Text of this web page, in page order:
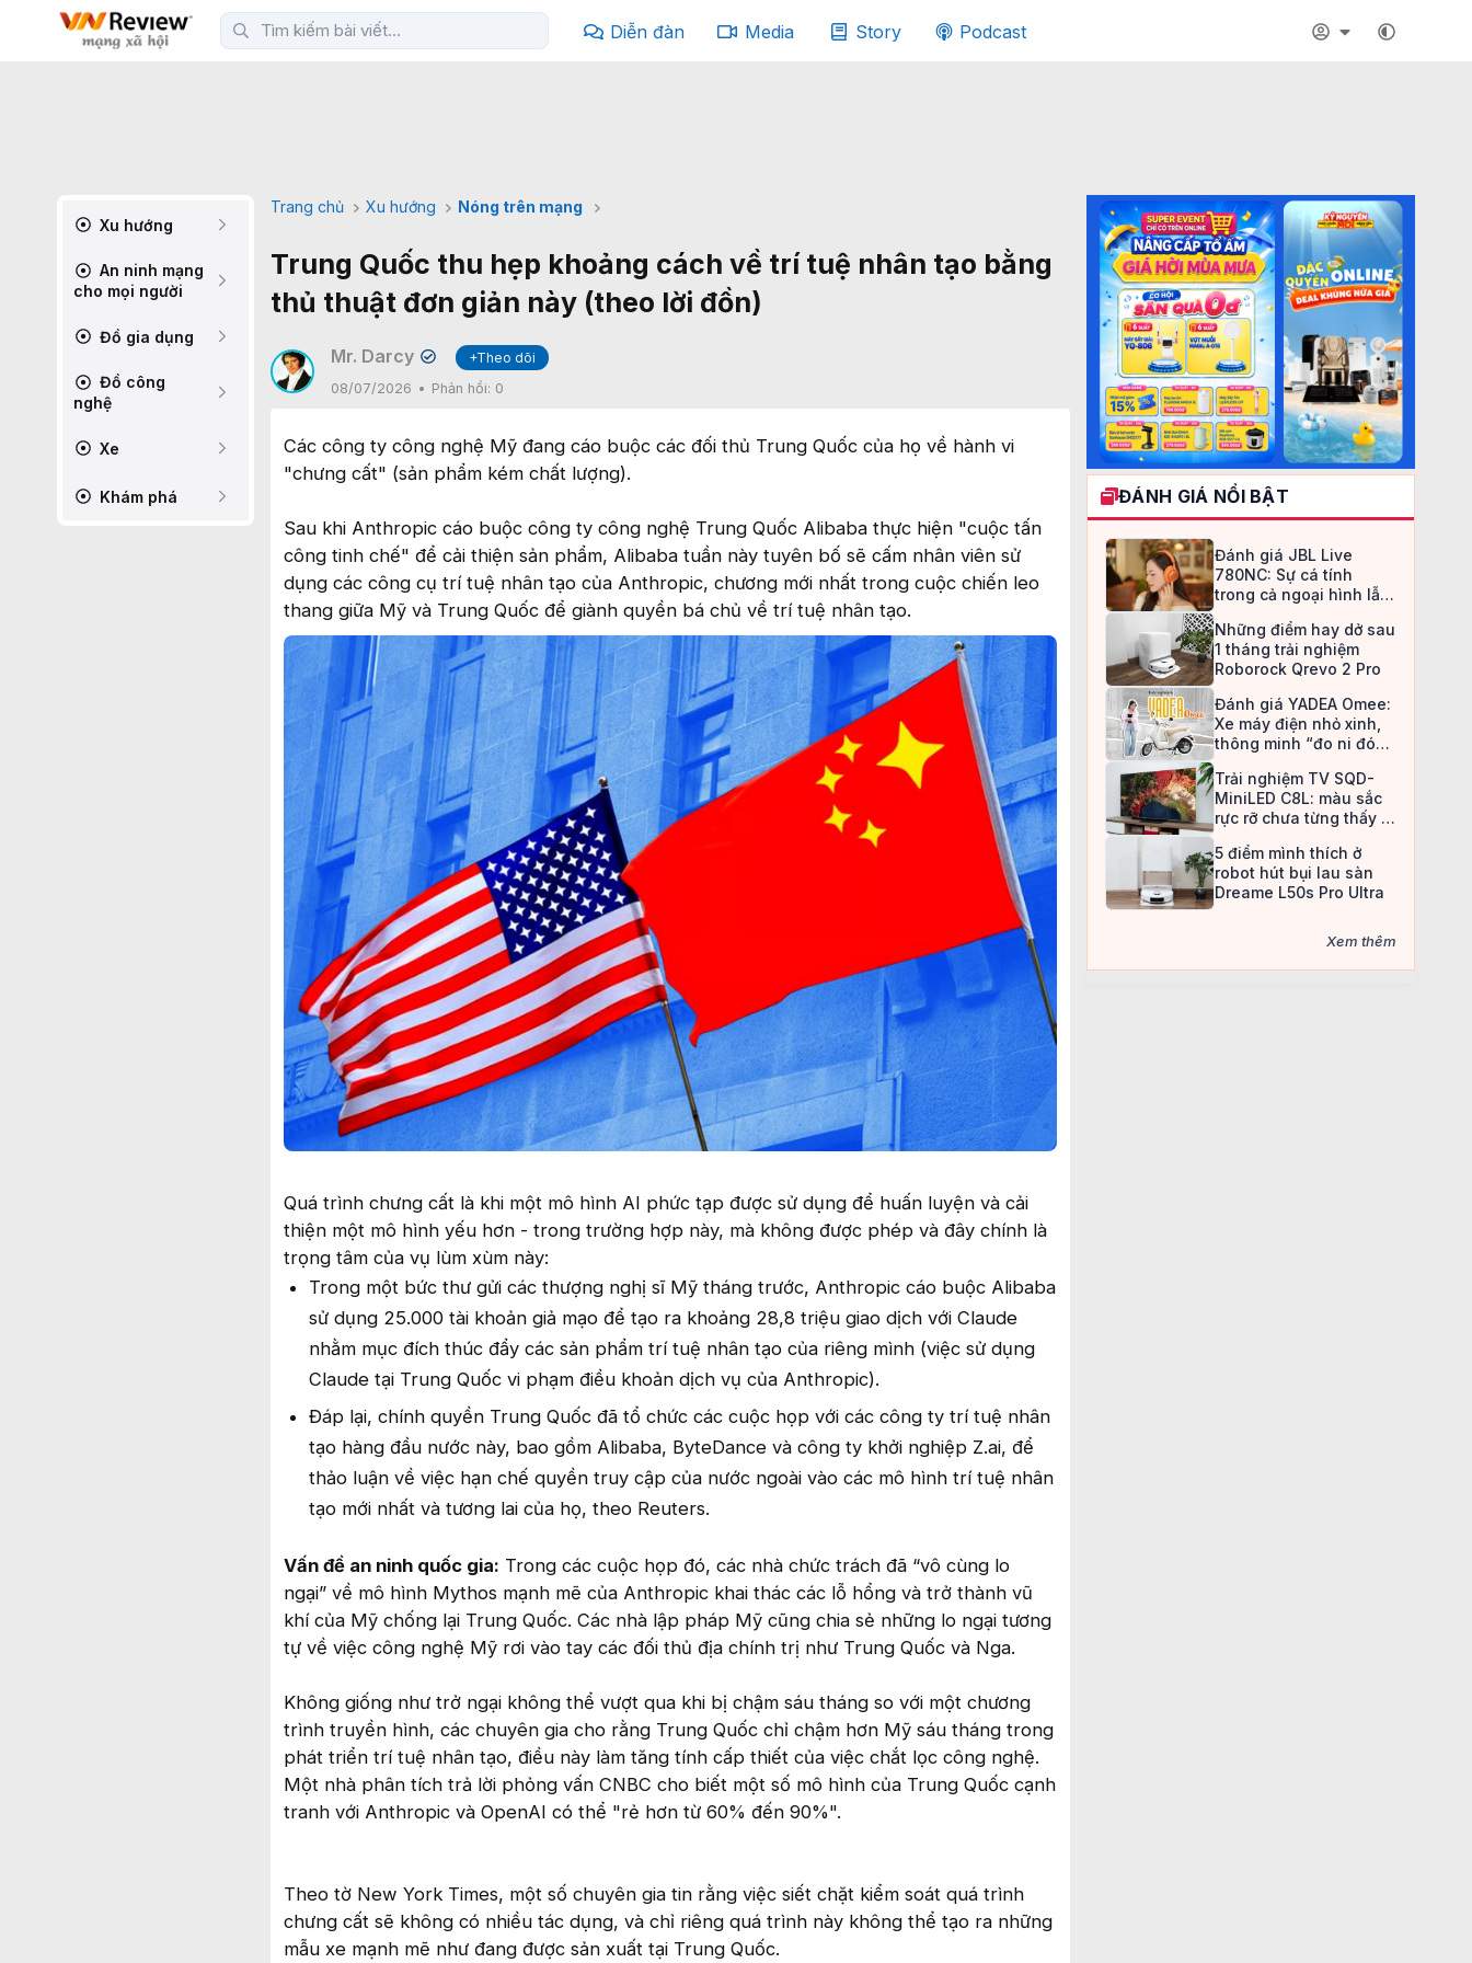
Diễn đàn Media Story Podcast
Xu hướng
An ninh mạng
cho mọi người
Đồ gia dụng
Đồ công
nghệ
Xe
Khám phá
Trang chủ Xu hướng Nóng trên mạng
Trung Quốc thu hẹp khoảng cách về trí tuệ nhân tạo bằng
thủ thuật đơn giản này (theo lời đồn)
Mr. Darcy ✔
+Theo dõi
08/07/2026
Phản hồi: 0
Các công ty công nghệ Mỹ đang cáo buộc các đối thủ Trung Quốc của họ về hành vi
"chưng cất" (sản phẩm kém chất lượng).
Sau khi Anthropic cáo buộc công ty công nghệ Trung Quốc Alibaba thực hiện "cuộc tấn
công tinh chế" để cải thiện sản phẩm, Alibaba tuần này tuyên bố sẽ cấm nhân viên sử
dụng các công cụ trí tuệ nhân tạo của Anthropic, chương mới nhất trong cuộc chiến leo
thang giữa Mỹ và Trung Quốc để giành quyền bá chủ về trí tuệ nhân tạo.
Quá trình chưng cất là khi một mô hình AI phức tạp được sử dụng để huấn luyện và cải
thiện một mô hình yếu hơn - trong trường hợp này, mà không được phép và đây chính là
trọng tâm của vụ lùm xùm này:
Trong một bức thư gửi các thượng nghị sĩ Mỹ tháng trước, Anthropic cáo buộc Alibaba
sử dụng 25.000 tài khoản giả mạo để tạo ra khoảng 28,8 triệu giao dịch với Claude
nhằm mục đích thúc đẩy các sản phẩm trí tuệ nhân tạo của riêng mình (việc sử dụng
Claude tại Trung Quốc vi phạm điều khoản dịch vụ của Anthropic).
Đáp lại, chính quyền Trung Quốc đã tổ chức các cuộc họp với các công ty trí tuệ nhân
tạo hàng đầu nước này, bao gồm Alibaba, ByteDance và công ty khởi nghiệp Z.ai, để
thảo luận về việc hạn chế quyền truy cập của nước ngoài vào các mô hình trí tuệ nhân
tạo mới nhất và tương lai của họ, theo Reuters.
Vấn đề an ninh quốc gia: Trong các cuộc họp đó, các nhà chức trách đã “vô cùng lo
ngại” về mô hình Mythos mạnh mẽ của Anthropic khai thác các lỗ hổng và trở thành vũ
khí của Mỹ chống lại Trung Quốc. Các nhà lập pháp Mỹ cũng chia sẻ những lo ngại tương
tự về việc công nghệ Mỹ rơi vào tay các đối thủ địa chính trị như Trung Quốc và Nga.
Không giống như trở ngại không thể vượt qua khi bị chậm sáu tháng so với một chương
trình truyền hình, các chuyên gia cho rằng Trung Quốc chỉ chậm hơn Mỹ sáu tháng trong
phát triển trí tuệ nhân tạo, điều này làm tăng tính cấp thiết của việc chắt lọc công nghệ.
Một nhà phân tích trả lời phỏng vấn CNBC cho biết một số mô hình của Trung Quốc cạnh
tranh với Anthropic và OpenAI có thể "rẻ hơn từ 60% đến 90%".
Theo tờ New York Times, một số chuyên gia tin rằng việc siết chặt kiểm soát quá trình
chưng cất sẽ không có nhiều tác dụng, và chỉ riêng quá trình này không thể tạo ra những
mẫu xe mạnh mẽ như đang được sản xuất tại Trung Quốc.
ĐÁNH GIÁ NỔI BẬT
Đánh giá JBL Live
780NC: Sự cá tính
trong cả ngoại hình lẫn
Những điểm hay dở sau
1 tháng trải nghiệm
Roborock Qrevo 2 Pro
Đánh giá YADEA Omee:
Xe máy điện nhỏ xinh,
thông minh “đo ni đóng
Trải nghiệm TV SQD-
MiniLED C8L: màu sắc
rực rỡ chưa từng thấy ở
5 điểm mình thích ở
robot hút bụi lau sàn
Dreame L50s Pro Ultra
Xem thêm